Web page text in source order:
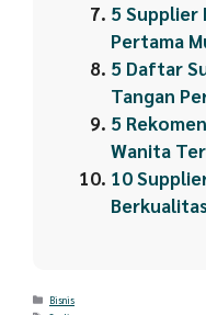
5 Supplier
Pertama
5 Daftar
Tangan
5
Wanita
10
Categories
Bisnis